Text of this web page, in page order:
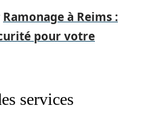
Ramonage à Reims :
pour votre
services